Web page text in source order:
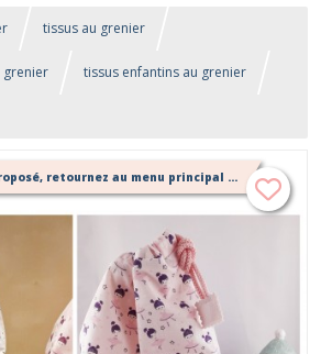
tissus au grenier
grenier tissus enfantins au grenier
Cet article n'est plus proposé, retournez au menu principal ou contactez moi!